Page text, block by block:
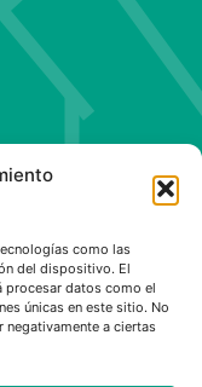
como las
del dispositivo. El
procesar datos como el
únicas en este sitio. No
negativamente a ciertas
tecnológica